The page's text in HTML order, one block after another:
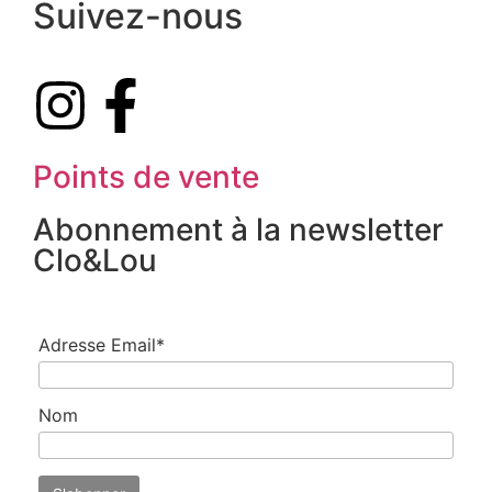
Suivez-nous
Points de vente
Abonnement à la newsletter
Clo&Lou
Adresse Email*
Nom